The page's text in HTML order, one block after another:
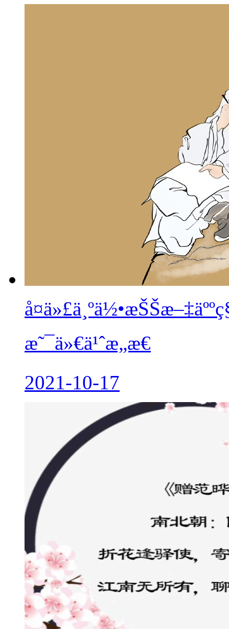
æ˜¯ä»€ä¹ˆæ„æ€
2021-10-17